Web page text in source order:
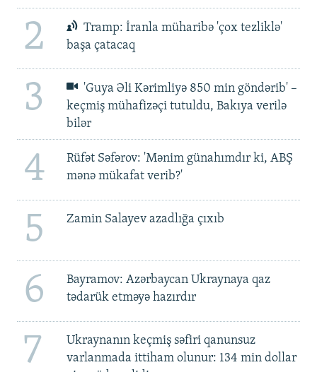
2
Tramp: İranla müharibə 'çox tezliklə'
başa çatacaq
3
'Guya Əli Kərimliyə 850 min göndərib' –
keçmiş mühafizəçi tutuldu, Bakıya verilə
bilər
4
Rüfət Səfərov: 'Mənim günahımdır ki, ABŞ
mənə mükafat verib?'
5 Zamin Salayev azadlığa çıxıb
6
Bayramov: Azərbaycan Ukraynaya qaz
tədarük etməyə hazırdır
7
Ukraynanın keçmiş səfiri qanunsuz
varlanmada ittiham olunur: 134 min dollar